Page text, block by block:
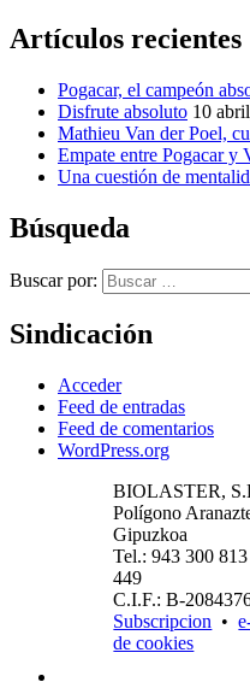
Artículos recientes
Pogacar, el campeón
Disfrute absoluto 10
Mathieu Van der Poel,
Empate entre Pogacar y
Una cuestión de
Búsqueda
Buscar por:
Sindicación
Acceder
Feed de entradas
Feed de comentarios
WordPress.org
BIOLASTER,
Polígono
Gipuzkoa
Tel.: 943 300
449
C.I.F.: B-
Subscripcion •
de cookies